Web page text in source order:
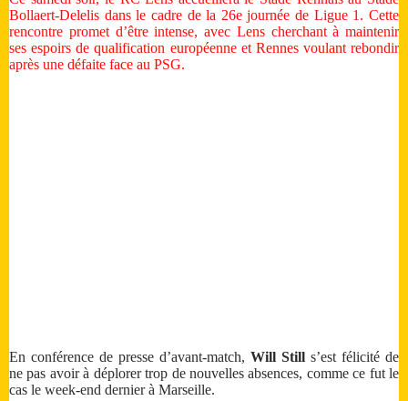
Bollaert-Delelis dans le cadre de la 26e journée de Ligue 1. Cette
rencontre promet d’être intense, avec Lens cherchant à maintenir
ses espoirs de qualification européenne et Rennes voulant rebondir
après une défaite face au PSG.
En conférence de presse d’avant-match, Will Still s’est félicité de
ne pas avoir à déplorer trop de nouvelles absences, comme ce fut le
cas le week-end dernier à Marseille.